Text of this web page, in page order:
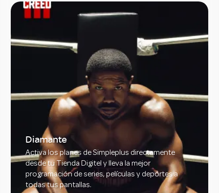
Diamante
Activa los planes de Simpleplus directamente
desde tu Tienda Digitel y lleva la mejor
programación de series, películas y deportes a
todas tus pantallas.